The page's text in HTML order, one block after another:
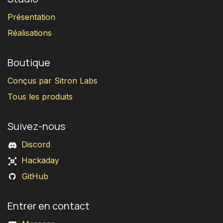
Présentation
Réalisations
Boutique
Conçus par Sitron Labs
Tous les produits
Suivez-nous
Discord
Hackaday
GitHub
Entrer en contact